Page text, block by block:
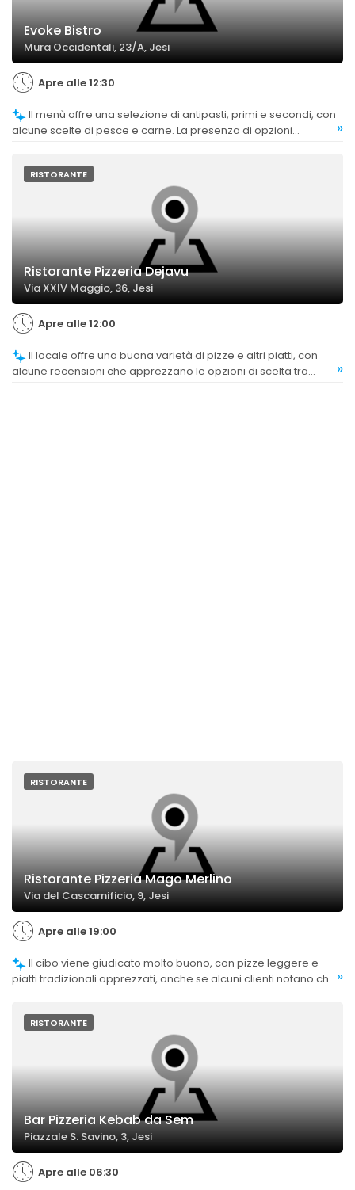
Evoke Bistro
Mura Occidentali, 23/A, Jesi
Apre alle 12:30
alcune scelte di pesce e carne. La presenza di opzioni
»
RISTORANTE
Ristorante Pizzeria Dejavu
Via XXIV Maggio, 36, Jesi
Apre alle 12:00
alcune recensioni che apprezzano le opzioni di scelta tra
»
RISTORANTE
Ristorante Pizzeria Mago Merlino
Via del Cascamificio, 9, Jesi
Apre alle 19:00
piatti tradizionali apprezzati, anche se alcuni clienti notano che»
RISTORANTE
Bar Pizzeria Kebab da Sem
Piazzale S. Savino, 3, Jesi
Apre alle 06:30